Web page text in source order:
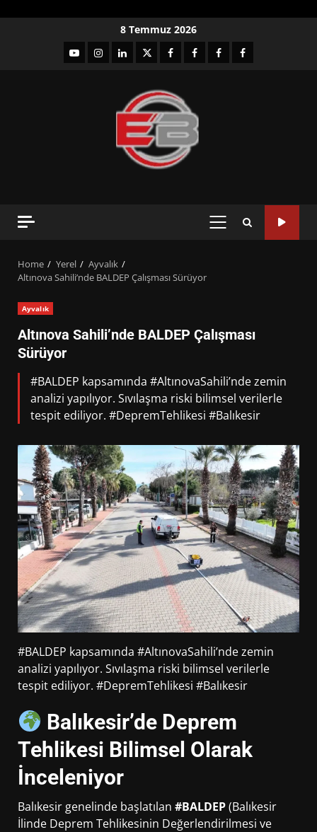
8 Temmuz 2026
YouTubeInstagram
LinkedIntwitterfacebook-Facebook-
Facebook-Facebook-
PRIMARY
Home Yerel
Ayvalık
Altınova Sahili’nde BALDEP Çalışması Sürüyor
Ayvalık
Altınova Sahili’nde BALDEP Çalışması
Sürüyor
#BALDEP kapsamında #AltınovaSahili’nde zemin
analizi yapılıyor. Sıvılaşma riski bilimsel verilerle
tespit ediliyor. #DepremTehlikesi #Balıkesir
#BALDEP kapsamında #AltınovaSahili’nde zemin
analizi yapılıyor. Sıvılaşma riski bilimsel verilerle
tespit ediliyor. #DepremTehlikesi #Balıkesir
Balıkesir’de Deprem
Tehlikesi Bilimsel Olarak
İnceleniyor
Balıkesir genelinde başlatılan #BALDEP(Balıkesir
İlinde Deprem Tehlikesinin Değerlendirilmesi ve